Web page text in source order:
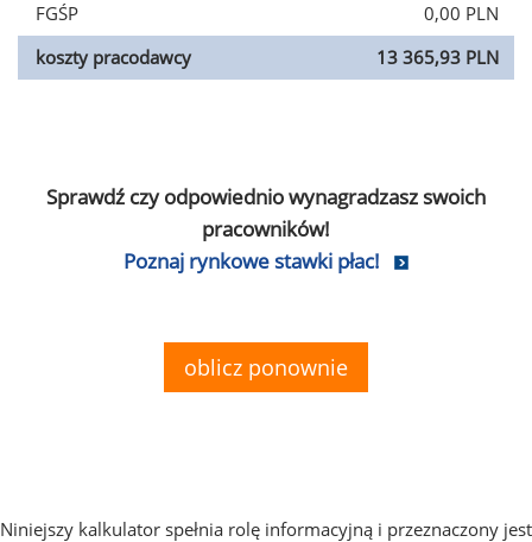
FGŚP
0,00 PLN
koszty pracodawcy
13 365,93 PLN
Sprawdź czy odpowiednio wynagradzasz swoich
pracowników!
Poznaj rynkowe stawki płac!
oblicz ponownie
Niniejszy kalkulator spełnia rolę informacyjną i przeznaczony jest